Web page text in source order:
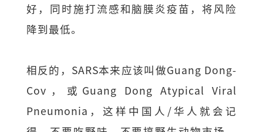
好，同时施打流感和脑膜炎疫苗，将风险
降到最低。
相反的，SARS本来应该叫做Guang Dong-
Cov，或Guang Dong Atypical Viral
Pneumonia，这样中国人/华人就会记